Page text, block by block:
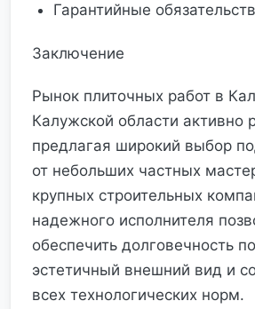
Гарантийные
Заключение
Рынок плиточных работ в
Калужской области активно
предлагая широкий выбор
от небольших частных
крупных строительных
надежного исполнителя
обеспечить долговечность
эстетичный внешний вид и
всех технологических норм.